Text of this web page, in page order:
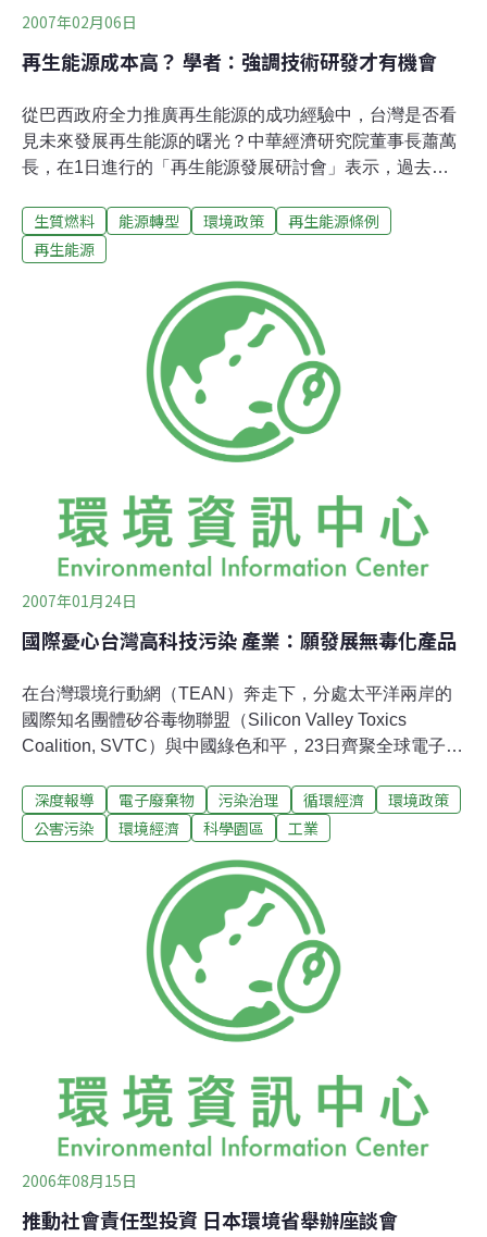
2007年02月06日
再生能源成本高？ 學者：強調技術研發才有機會
從巴西政府全力推廣再生能源的成功經驗中，台灣是否看
見未來發展再生能源的曙光？中華經濟研究院董事長蕭萬
長，在1日進行的「再生能源發展研討會」表示，過去石
100年即會用盡。發展再生能源除了為解決溫室氣體造成
的環境問題，也因為我們不能完全仰賴石化燃料。研討會
政策參考。開發技術創新是台灣的優勢 從巴西的經驗看向
台灣，農委會農糧署署長黃有才表示，巴西發展生質能主
要是商業考量，美國是為了國家安全，歐盟則是為了環
保，而台灣政府發展再生能源政策的目標為何，黃有才認
為目前還看不出來。生質能成本低，但是效率也普遍不
高，工研院副院長曲新生認為，台灣的發展重點應利用生
物技術，研究纖維素發電，而持續的技術研發一向是台灣
生質燃料 能源轉型 環境政策
再生能源條例
再生能源
2007年01月24日
國際憂心台灣高科技污染 產業：願發展無毒化產品
在台灣環境行動網（TEAN）奔走下，分處太平洋兩岸的
國際知名團體矽谷毒物聯盟（Silicon Valley Toxics
Coalition, SVTC）與中國綠色和平，23日齊聚全球電子業
產業界和本地環保團體共同討論綠色產品的可能性。
SVTC創辦人Ted Smith發表來台觀察心得時表示，新竹科
直接影響居民生活，所幸影響情況日漸趨緩；而他看到台
中居民，尤其是農民，對於中科污水將會影響農作物的憂
心，更是心有所感。Smith昨日是在TEAN與工研院能環所
主辦的「永續高科技工作坊」中發表上述談話。聯袂訪台
的SVTC現任執行長Sheila Davis也同時分享其矽谷經驗。
Davis指出，環境正義與社會正義必須緊跟上高科技的快
速發展。她提出四項基本的原則：環境正義、生產者延伸
深度報導 電子廢棄物 污染治理 循環經濟
環境政策
公害污染
環境經濟 科學園區 工業
2006年08月15日
推動社會責任型投資 日本環境省舉辦座談會